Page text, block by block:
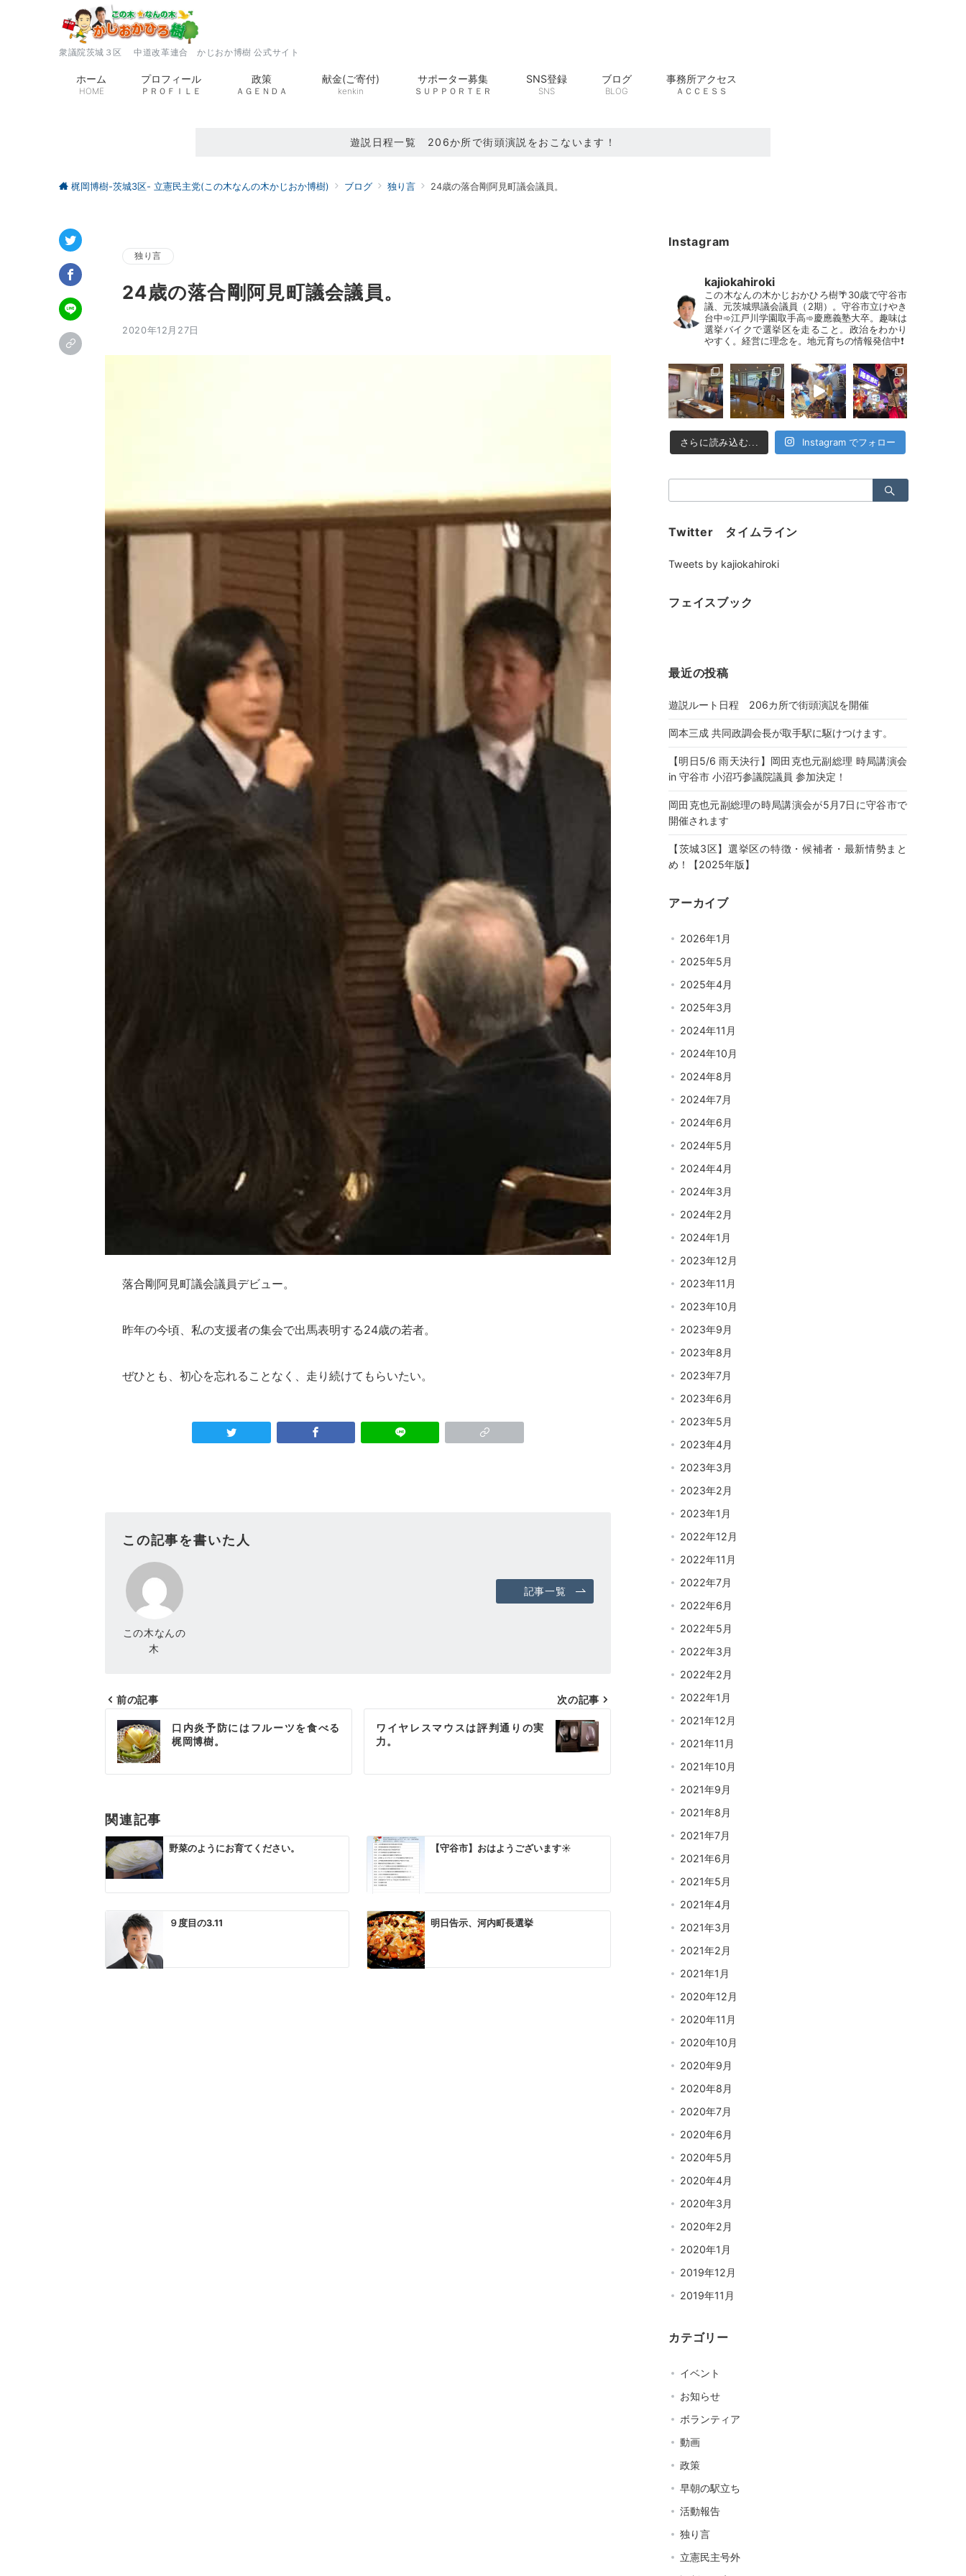
衆議院茨城３区 中道改革連合 かじおか博樹 公式サイト
ホーム
HOME
プロフィール
ＰＲＯＦＩＬＥ
政策
ＡＧＥＮＤＡ
献金(ご寄付)
kenkin
サポーター募集
ＳＵＰＰＯＲＴＥＲ
SNS登録
SNS
ブログ
BLOG
事務所アクセス
ＡＣＣＥＳＳ
遊説日程一覧 206か所で街頭演説をおこないます！
梶岡博樹-茨城3区- 立憲民主党(この木なんの木かじおか博樹) ブログ 独り言 24歳の落合剛阿見町議会議員。
独り言
24歳の落合剛阿見町議会議員。
2020年12月27日
落合剛阿見町議会議員デビュー。
昨年の今頃、私の支援者の集会で出馬表明する24歳の若者。
ぜひとも、初心を忘れることなく、走り続けてもらいたい。
この記事を書いた人
この木なんの
木
記事一覧
投
稿
ナ
ゲ
ー
シ
ョ
ン
前の記事
口内炎予防にはフルーツを食べる
梶岡博樹。
次の記事
ワイヤレスマウスは評判通りの実
力。
関連記事
野菜のようにお育てください。 【守谷市】おはようございます☀
９度目の3.11 明日告示、河内町長選挙
Instagram
kajiokahiroki
この木なんの木かじおかひろ樹🌴30歳で守谷市
議、元茨城県議会議員（2期）。守谷市立けやき
台中➾江戸川学園取手高➾慶應義塾大卒。趣味は
選挙バイクで選挙区を走ること。政治をわかり
やすく。経営に理念を。地元育ちの情報発信中❗
さらに読み込む... Instagram でフォロー
索：
Twitter タイムライン
Tweets by kajiokahiroki
フェイスブック
最近の投稿
遊説ルート日程 206カ所で街頭演説を開催
岡本三成 共同政調会長が取手駅に駆けつけます。
【明日5/6 雨天決行】岡田克也元副総理 時局講演会
in 守谷市 小沼巧参議院議員 参加決定！
岡田克也元副総理の時局講演会が5月7日に守谷市で
開催されます
【茨城3区】選挙区の特徴・候補者・最新情勢まと
め！【2025年版】
アーカイブ
2026年1月
2025年5月
2025年4月
2025年3月
2024年11月
2024年10月
2024年8月
2024年7月
2024年6月
2024年5月
2024年4月
2024年3月
2024年2月
2024年1月
2023年12月
2023年11月
2023年10月
2023年9月
2023年8月
2023年7月
2023年6月
2023年5月
2023年4月
2023年3月
2023年2月
2023年1月
2022年12月
2022年11月
2022年7月
2022年6月
2022年5月
2022年3月
2022年2月
2022年1月
2021年12月
2021年11月
2021年10月
2021年9月
2021年8月
2021年7月
2021年6月
2021年5月
2021年4月
2021年3月
2021年2月
2021年1月
2020年12月
2020年11月
2020年10月
2020年9月
2020年8月
2020年7月
2020年6月
2020年5月
2020年4月
2020年3月
2020年2月
2020年1月
2019年12月
2019年11月
カテゴリー
イベント
お知らせ
ボランティア
動画
政策
早朝の駅立ち
活動報告
独り言
立憲民主号外